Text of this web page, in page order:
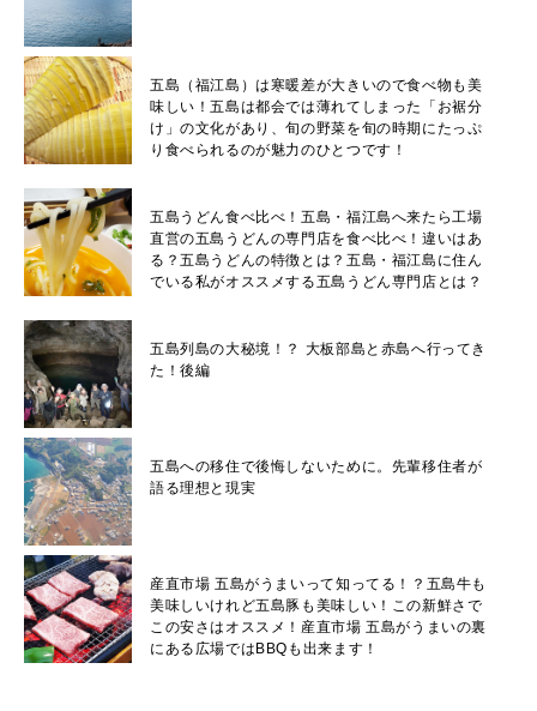
五島（福江島）は寒暖差が大きいので食べ物も美
味しい！五島は都会では薄れてしまった「お裾分
け」の文化があり、旬の野菜を旬の時期にたっぷ
り食べられるのが魅力のひとつです！
五島うどん食べ比べ！五島・福江島へ来たら工場
直営の五島うどんの専門店を食べ比べ！違いはあ
る？五島うどんの特徴とは？五島・福江島に住ん
でいる私がオススメする五島うどん専門店とは？
五島列島の大秘境！？ 大板部島と赤島へ行ってき
た！後編
五島への移住で後悔しないために。先輩移住者が
語る理想と現実
産直市場 五島がうまいって知ってる！？五島牛も
美味しいけれど五島豚も美味しい！この新鮮さで
この安さはオススメ！産直市場 五島がうまいの裏
にある広場ではBBQも出来ます！